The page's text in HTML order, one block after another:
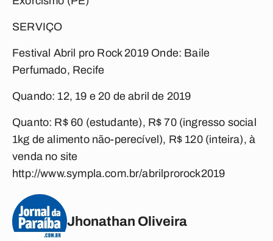
SERVIÇO
Festival Abril pro Rock 2019 Onde: Baile
Perfumado, Recife
Quando: 12, 19 e 20 de abril de 2019
Quanto: R$ 60 (estudante), R$ 70 (ingresso social
1kg de alimento não-perecível), R$ 120 (inteira), à
venda no site
http://www.sympla.com.br/abrilprorock2019
Jhonathan Oliveira